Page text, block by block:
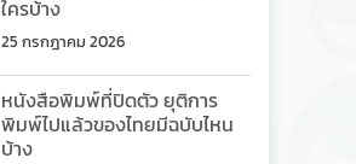
ใครบ้าง
25 กรกฎาคม 2026
หนังสือพิมพ์ที่ปิดตัว ยุติการ
พิมพ์ไปแล้วของไทยมีฉบับไหน
บ้าง